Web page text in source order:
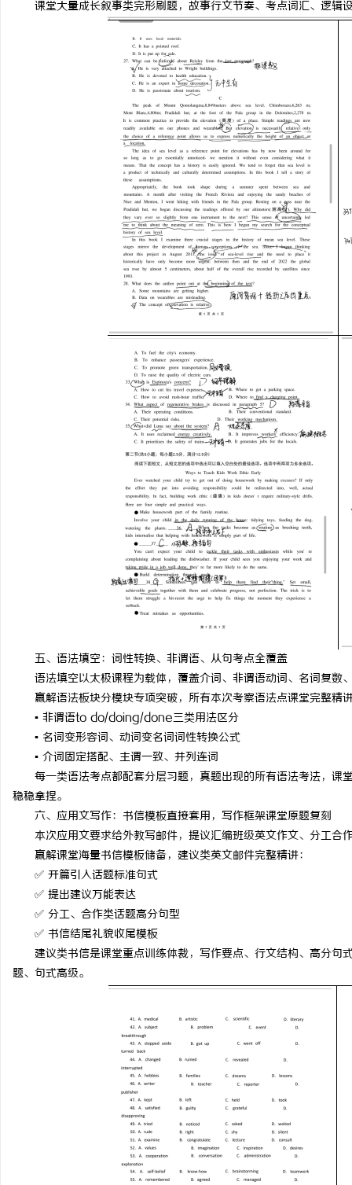
课堂大量成长叙事类完形刷题，故事行文节奏、考点词汇、逻
五、语法填空：词性转换、非谓语、从句考点全覆盖
语法填空以太极课程为载体，覆盖介词、非谓语动词、名词复数
赢解语法板块分模块专项突破，所有本次考察语法点课堂完整精
▪️ 非谓语to do/doing/done三类用法区分
▪️ 名词变形容词、动词变名词词性转换公式
▪️ 介词固定搭配、主谓一致、并列连词
每一类语法考点都配套分层习题，真题出现的所有语法考法，
稳稳拿捏。
六、应用文写作：书信模板直接套用，写作框架课堂原题复刻
本次应用文要求给外教写邮件，提议汇编班级英文作文、分工合
赢解课堂海量书信模板储备，建议类英文邮件完整精讲：
✅ 开篇引入话题标准句式
✅ 提出建议万能表达
✅ 分工、合作类话题高分句型
✅ 书信结尾礼貌收尾模板
建议类书信是课堂重点训练体裁，写作要点、行文结构、高分
题、句式高级。